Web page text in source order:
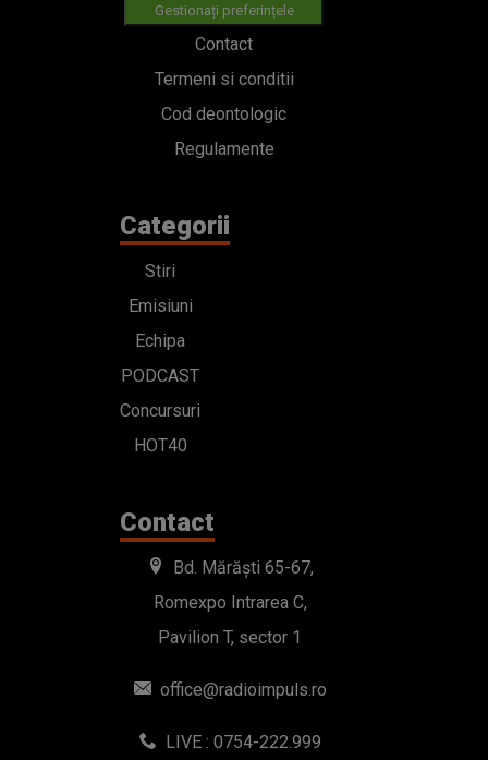
Gestionați preferințele
Contact
Termeni si conditii
Cod deontologic
Regulamente
Categorii
Stiri
Emisiuni
Echipa
PODCAST
Concursuri
HOT40
Contact
Bd. Mărăști 65-67,
Romexpo Intrarea C,
Pavilion T, sector 1
office@radioimpuls.ro
LIVE : 0754-222.999